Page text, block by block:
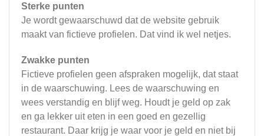
Sterke punten
Je wordt gewaarschuwd dat de website gebruik
maakt van fictieve profielen. Dat vind ik wel netjes.
Zwakke punten
Fictieve profielen geen afspraken mogelijk, dat staat
in de waarschuwing. Lees de waarschuwing en
wees verstandig en blijf weg. Houdt je geld op zak
en ga lekker uit eten in een goed en gezellig
restaurant. Daar krijg je waar voor je geld en niet bij